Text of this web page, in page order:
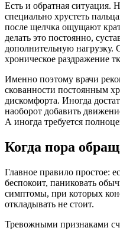
Есть и обратная ситуация.
специально хрустеть
после щелчка ощущают
делать это постоянно,
дополнительную нагрузку.
хроническое раздражение
Именно поэтому врачи
скованности постоянным
дискомфорта. Иногда
наоборот добавить
А иногда требуется
Когда пора
Главное правило простое:
беспокоит, паниковать
симптомы, при которых
откладывать не стоит.
Тревожными признаками